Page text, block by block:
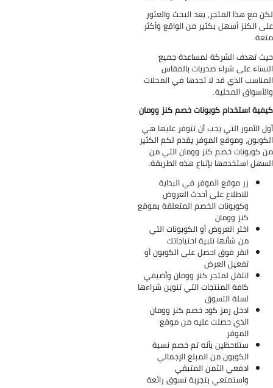
مع هذا المتجر، يعد البحث والعثور
الكنز أسهل بكثير من الواقع وأكثر
تهدف الشركة لمساعدة جميع
على شراء صدريات بالمقاس
الذي قد لا تجدها في المحلات
المحلية.
استخدام كوبونات خصم كنز وومان
الأمور التي يجب أن تتوفر عليها هي
وموقع الموفر يقدم لكم الكثير
كوبونات خصم كنز وومان التي من
استخدمها بإتباع هذه الطريقة.
زر موقع الموفر في البداية
للاطلاع على أحدث العروض
وكوبونات الخصم المتعلقة بموقع
كنز وومان
اختر العروض أو الكوبونات التي
من شأنها تلبية احتياجاتك
انقر فوق احصل على الكوبون أو
تفعيل العرض
انتقل لمتجر كنز وومان وأضيفي
كافة المنتجات التي تنوين شراءها
لسلة التسوق
ادخل رمز كود خصم كنز وومان
الذي حصلت عليه من موقع
الموفر
ستلاحظين بأنه تم خصم نسبة
الكوبون من المبلغ الإجمالي
ادفعي الثمن المتبقي
واستمتعي بتجربة تسوق رائعة